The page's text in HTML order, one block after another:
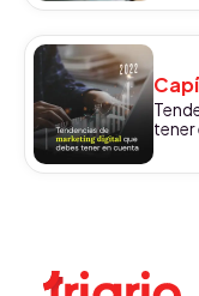
tener